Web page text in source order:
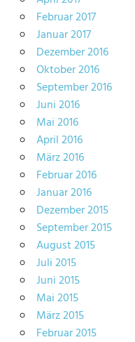
Februar 2017
Januar 2017
Dezember 2016
Oktober 2016
September 2016
Juni 2016
Mai 2016
April 2016
März 2016
Februar 2016
Januar 2016
Dezember 2015
September 2015
August 2015
Juli 2015
Juni 2015
Mai 2015
März 2015
Februar 2015